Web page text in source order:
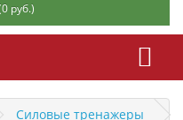
руб.)
Силовые тренажеры